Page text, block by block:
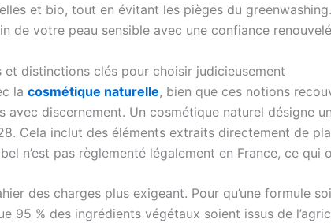
et bio, tout en évitant les pièges du greenwashing.
de votre peau sensible avec une confiance
distinctions clés pour choisir judicieusement
la cosmétique naturelle, bien que ces notions
discernement. Un cosmétique naturel désigne
Cela inclut des éléments extraits directement de
n’est pas règlementé légalement en France, ce
des charges plus exigeant. Pour qu’une formule
95 % des ingrédients végétaux soient issus de